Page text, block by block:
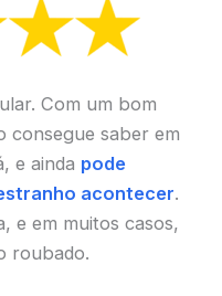
Com um bom
consegue saber em
e ainda pode
acontecer.
e em muitos casos,
roubado.